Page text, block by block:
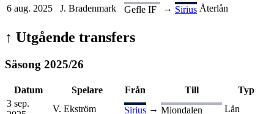
6 aug. 2025
J. Bradenmark Gefle IF → Sirius Återlån
↑ Utgående transfers
Säsong 2025/26
Datum Spelare Från Till
Typ
3 sep.
V. Ekström Sirius → Mjondalen
Lån